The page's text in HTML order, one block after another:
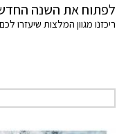
לפתוח את השנה
ריכזנו מגוון המלצות